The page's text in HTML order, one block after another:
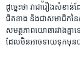
ដូច្នេះ​ថា​ វាជា​រឿង​សំខ
ជិត​ខាង ​និង​ជា​សមាជិក​នៃ​
សមត្ថភាព​យោធា​រវាង​គ្
ដែល​មិន​អាច​ទាយ​ទុក​មុន​